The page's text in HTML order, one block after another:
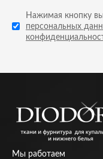
Нажимая кнопку
персональных
Мы работаем